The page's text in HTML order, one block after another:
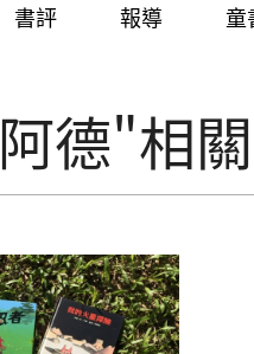
書評 報導 童
德"相